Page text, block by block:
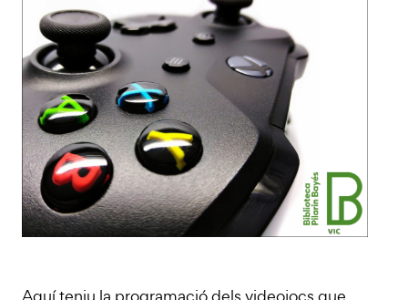
Aquí teniu la programació dels videojocs que